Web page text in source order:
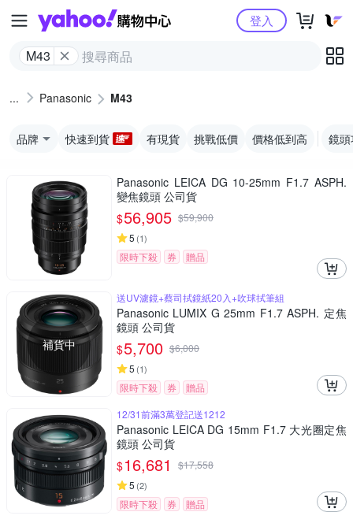
Yahoo購物中心
M43
登入
Panasonic M43
品牌 快速到貨 有現貨 挑戰低價 價格低到高 鏡
Panasonic LEICA DG 10-25mm F1.7 ASPH.
變焦鏡頭 公司貨
$56,905 $59,900
5 (1)
限時下殺 券 贈品
補貨中
送UV濾鏡+蔡司拭鏡紙20入+吹球拭筆組
Panasonic LUMIX G 25mm F1.7 ASPH. 定焦
鏡頭 公司貨
$5,700 $6,000
5 (1)
限時下殺 券
贈品
12/31前滿3萬登記送1212
Panasonic LEICA DG 15mm F1.7 大光圈定焦
鏡頭 公司貨
$16,681 $17,558
5 (2)
限時下殺 券 贈品